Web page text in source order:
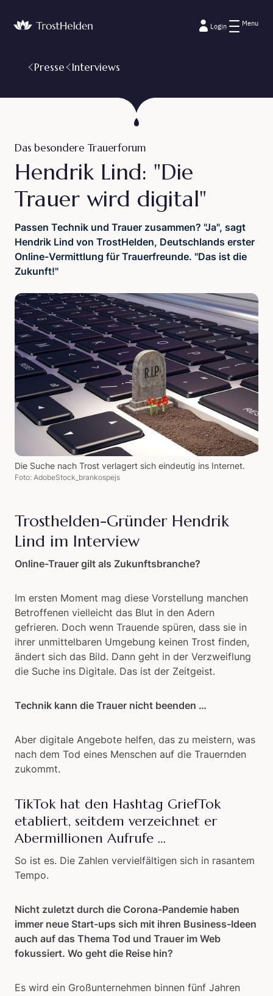
Login Menu
Presse Interviews
Das besondere Trauerforum
Hendrik Lind: "Die
Trauer wird digital"
Passen Technik und Trauer zusammen? "Ja", sagt
Hendrik Lind von TrostHelden, Deutschlands erster
Online-Vermittlung für Trauerfreunde. "Das ist die
Zukunft!"
Die Suche nach Trost verlagert sich eindeutig ins Internet.
Foto: AdobeStock_brankospejs
Trosthelden-Gründer Hendrik
Lind im Interview
Online-Trauer gilt als Zukunftsbranche?
Im ersten Moment mag diese Vorstellung manchen
Betroffenen vielleicht das Blut in den Adern
gefrieren. Doch wenn Trauende spüren, dass sie in
ihrer unmittelbaren Umgebung keinen Trost finden,
ändert sich das Bild. Dann geht in der Verzweiflung
die Suche ins Digitale. Das ist der Zeitgeist.
Technik kann die Trauer nicht beenden …
Aber digitale Angebote helfen, das zu meistern, was
nach dem Tod eines Menschen auf die Trauernden
zukommt.
TikTok hat den Hashtag GriefTok
etabliert, seitdem verzeichnet er
Abermillionen Aufrufe …
So ist es. Die Zahlen vervielfältigen sich in rasantem
Tempo.
Nicht zuletzt durch die Corona-Pandemie haben
immer neue Start-ups sich mit ihren Business-Ideen
auch auf das Thema Tod und Trauer im Web
fokussiert. Wo geht die Reise hin?
Es wird ein Großunternehmen binnen fünf Jahren